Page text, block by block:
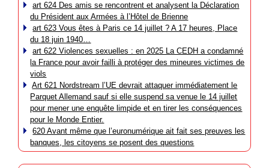
art 624 Des amis se rencontrent et analysent la Déclaration
du Président aux Armées à l’Hôtel de Brienne
art 623 Vous êtes à Paris ce 14 juillet ? A 17 heures, Place
du 18 juin 1940…
art 622 Violences sexuelles : en 2025 La CEDH a condamné
la France pour avoir failli à protéger des mineures victimes de
viols
Art 621 Nordstream l’UE devrait attaquer immédiatement le
Parquet Allemand sauf si elle suspend sa venue le 14 juillet
pour mener une enquête limpide et en tirer les conséquences
pour le Monde Entier.
620 Avant même que l’euronumérique ait fait ses preuves les
banques, les citoyens se posent des questions